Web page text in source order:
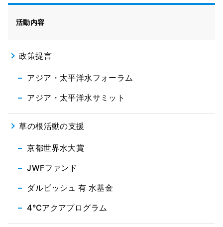
活動内容
政策提言
アジア・太平洋水フォーラム
アジア・太平洋水サミット
草の根活動の支援
京都世界水大賞
JWFファンド
ダルビッシュ 有 水基金
4℃アクアプログラム